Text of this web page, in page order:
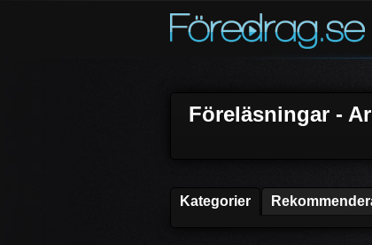
Föreläsningar -
Kategorier